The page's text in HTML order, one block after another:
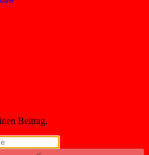
Beitrag.